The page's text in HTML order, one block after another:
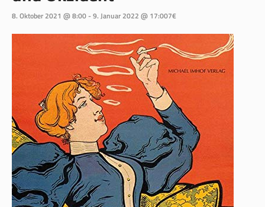
8. Oktober 2021 @ 8:00-9. Januar 2022 @ 17:007€